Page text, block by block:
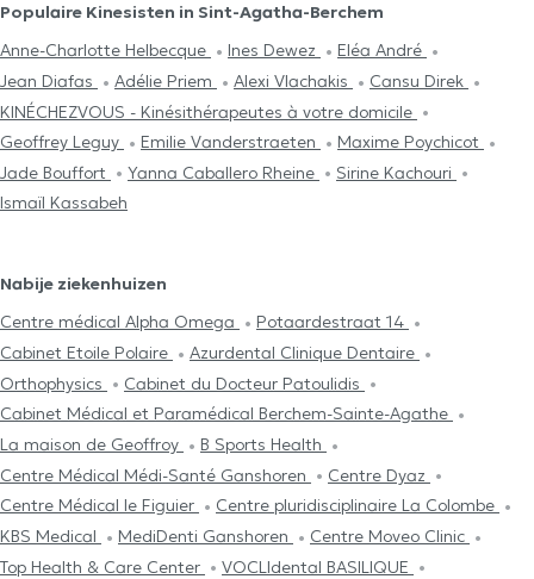
Populaire Kinesisten in Sint-Agatha-Berchem
Anne-Charlotte Helbecque
Ines Dewez
Eléa André
Jean Diafas
Adélie Priem Alexi Vlachakis
Cansu Direk
KINÉCHEZVOUS - Kinésithérapeutes à votre domicile
Geoffrey Leguy
Emilie Vanderstraeten
Maxime Poychicot
Jade Bouffort
Yanna Caballero Rheine
Sirine Kachouri
Ismaïl Kassabeh
Nabije ziekenhuizen
Centre médical Alpha Omega
Potaardestraat 14
Cabinet Etoile Polaire
Azurdental Clinique Dentaire
Orthophysics
Cabinet du Docteur Patoulidis
Cabinet Médical et Paramédical Berchem-Sainte-Agathe
La maison de Geoffroy
B Sports Health
Centre Médical Médi-Santé Ganshoren
Centre Dyaz
Centre Médical le Figuier
Centre pluridisciplinaire La Colombe
KBS Medical
MediDenti Ganshoren
Centre Moveo Clinic
Top Health & Care Center
VOCLIdental BASILIQUE